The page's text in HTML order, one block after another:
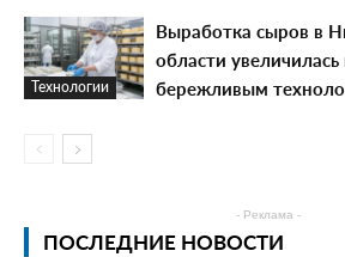
Технологии
Выработка сыров в
области
бережливым
- Реклама -
ПОСЛЕДНИЕ НОВОСТИ